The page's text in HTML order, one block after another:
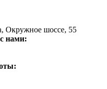
Окружное шоссе, 55
нами: